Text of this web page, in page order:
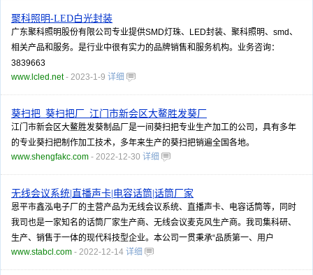
聚科照明-LED白光封装
广东聚科照明股份有限公司专业提供SMD灯珠、LED封装、聚科照明、smd、
相关产品和服务。是行业中很有实力的品牌销售和服务机构。业务咨询：
3839663
www.lcled.net- 2023-1-9 详细
葵扫把_葵扫把厂_江门市新会区大鳌胜发葵厂
江门市新会区大鳌胜发葵制品厂是一间葵扫把专业生产加工的公司，具有多年
的专业葵扫把制作加工技术，多年来生产的葵扫把销遍全国各地。
www.shengfakc.com - 2022-12-30 详细
无线会议系统|直播声卡|电容话筒|话筒厂家
恩平市鑫泓电子厂的主营产品为无线会议系统、直播声卡、电容话筒等，同时
我司也是一家知名的话筒厂家生产商、无线会议麦克风生产商。我司集科研、
生产、销售于一体的现代科技型企业。本公司一贯秉承“品质第一、用户
www.stabcl.com - 2022-12-14 详细